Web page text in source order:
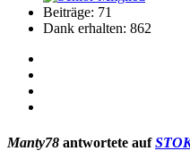
Beiträge: 71
Dank erhalten: 862
Manty78 antwortete auf